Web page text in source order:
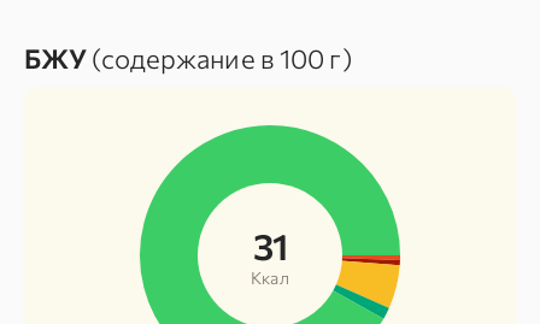
БЖУ(содержание в 100 г)
31
Ккал